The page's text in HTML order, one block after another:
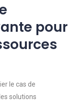
pour
le cas de
solutions